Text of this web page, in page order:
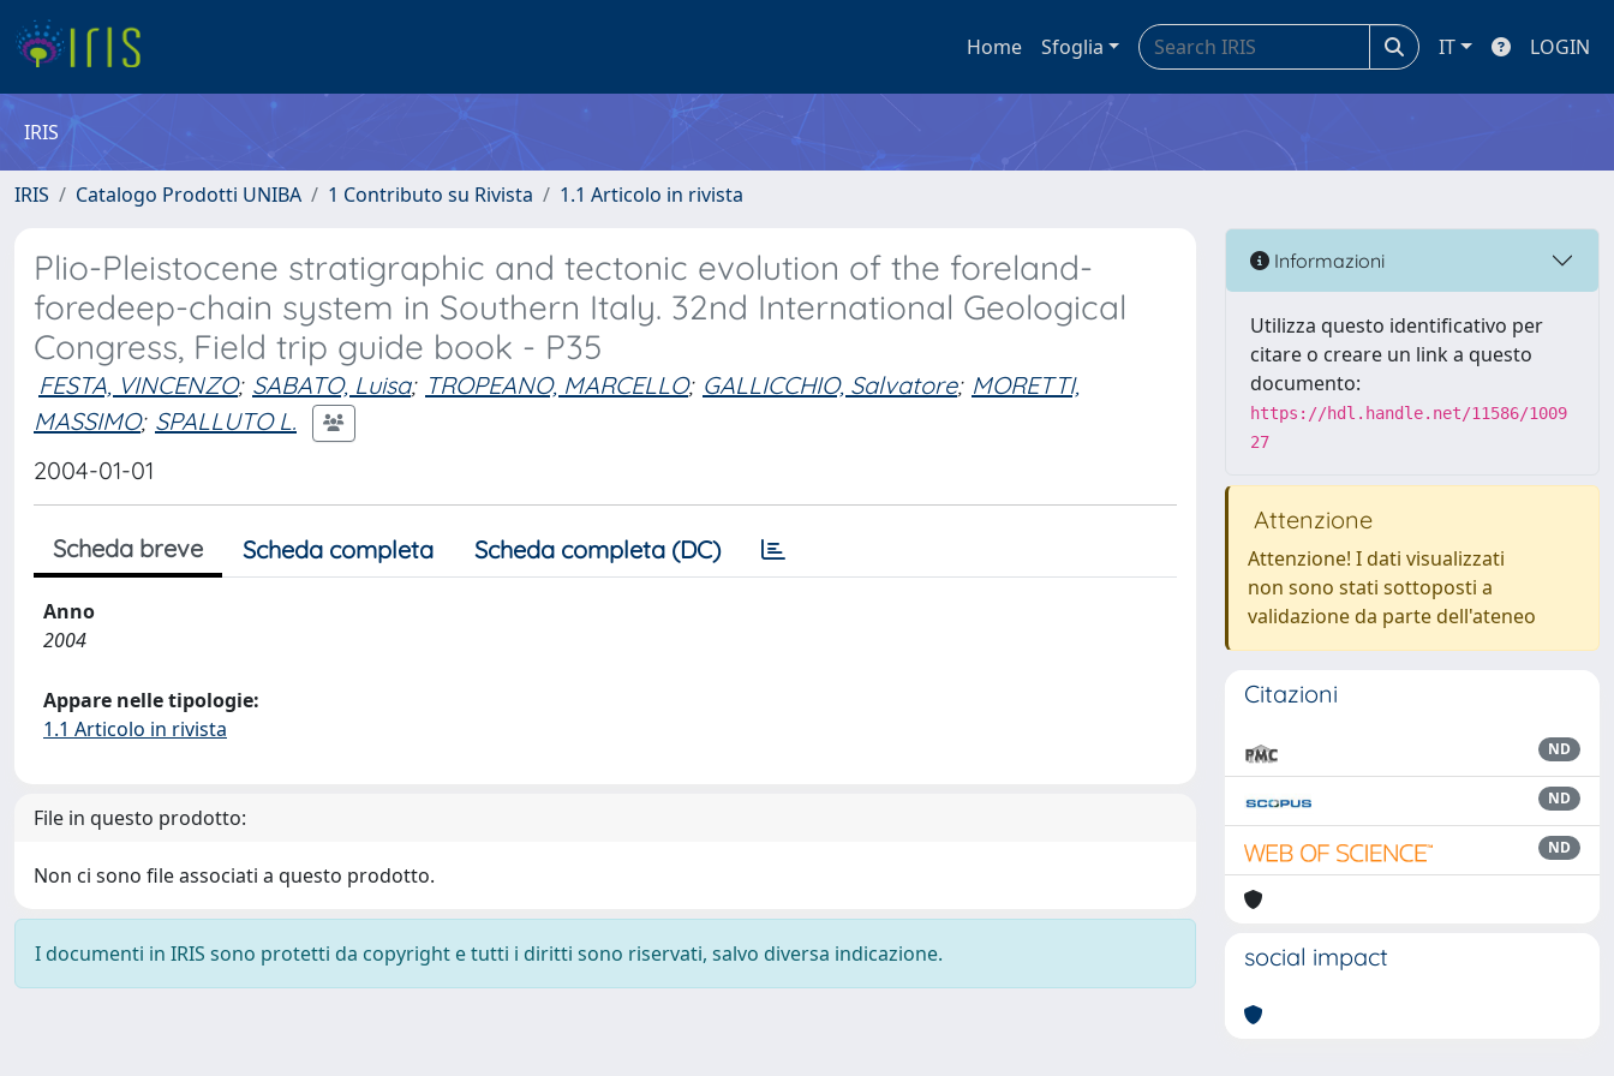
Home Sfoglia IT LOGIN
IRIS
IRIS Catalogo Prodotti UNIBA 1 Contributo su Rivista 1.1 Articolo in rivista
Plio-Pleistocene stratigraphic and tectonic evolution of the foreland-
foredeep-chain system in Southern Italy. 32nd International Geological
Congress, Field trip guide book - P35
FESTA, VINCENZO; SABATO, Luisa; TROPEANO, MARCELLO; GALLICCHIO, Salvatore; MORETTI,
MASSIMO; SPALLUTO L.
2004-01-01
Scheda breve Scheda completa Scheda completa (DC)
Anno
2004
Appare nelle tipologie:
1.1 Articolo in rivista
File in questo prodotto:
Non ci sono file associati a questo prodotto.
I documenti in IRIS sono protetti da copyright e tutti i diritti sono riservati, salvo diversa indicazione.
Informazioni
Utilizza questo identificativo per
citare o creare un link a questo
documento:
https://hdl.handle.net/11586/1009
27
Attenzione
Attenzione! I dati visualizzati
non sono stati sottoposti a
validazione da parte dell'ateneo
Citazioni
ND
ND
ND
social impact